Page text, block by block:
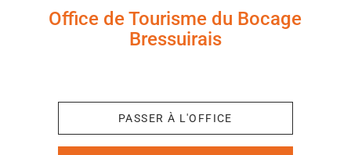
Office de Tourisme du Bocage
Bressuirais
PASSER À L'OFFICE